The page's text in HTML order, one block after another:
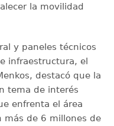
la movilidad
y paneles técnicos
infraestructura, el
destacó que la
tema de interés
enfrenta el área
más de 6 millones de